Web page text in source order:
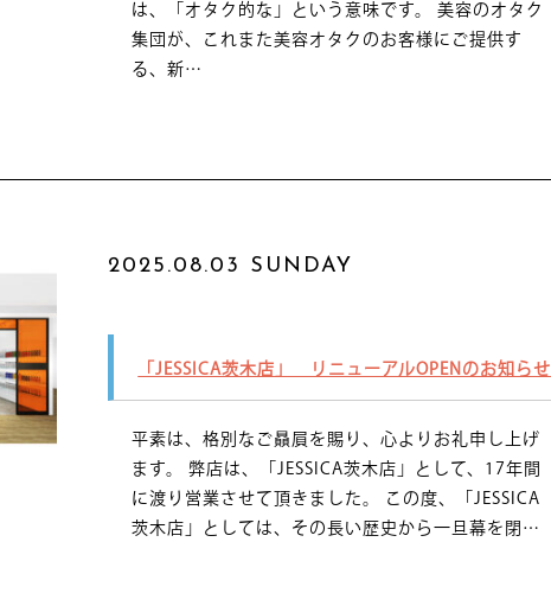
は、「オタク的な」という意味です。 美容のオタク
集団が、これまた美容オタクのお客様にご提供す
る、新…
2025.08.03 SUNDAY
「JESSICA茨木店」 リニューアルOPENのお知らせ
平素は、格別なご贔屓を賜り、心よりお礼申し上げ
ます。 弊店は、「JESSICA茨木店」として、17年間
に渡り営業させて頂きました。 この度、「JESSICA
茨木店」としては、その長い歴史から一旦幕を閉…